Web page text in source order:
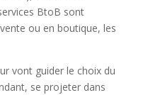
BtoB sont
ou en boutique, les
vont guider le choix du
se projeter dans